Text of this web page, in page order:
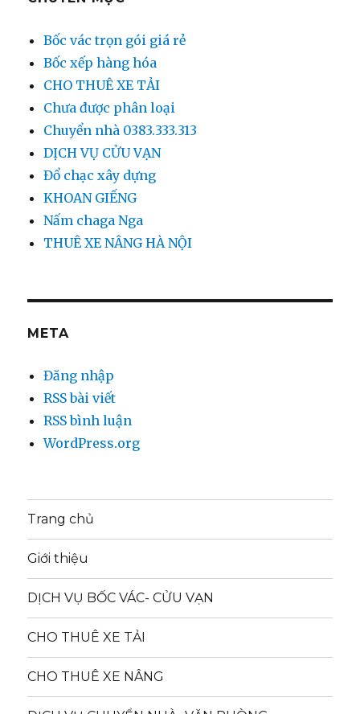
Bốc vác trọn gói giá rẻ
Bốc xếp hàng hóa
CHO THUÊ XE TẢI
Chưa được phân loại
Chuyển nhà 0383.333.313
DỊCH VỤ CỬU VẠN
Đổ chạc xây dựng
KHOAN GIẾNG
Nấm chaga Nga
THUÊ XE NÂNG HÀ NỘI
META
Đăng nhập
RSS bài viết
RSS bình luận
WordPress.org
Trang chủ
Giới thiệu
DỊCH VỤ BỐC VÁC- CỬU VẠN
CHO THUÊ XE TẢI
CHO THUÊ XE NÂNG